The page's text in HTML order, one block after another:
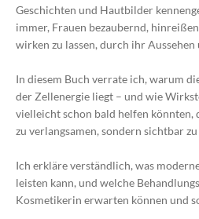
Geschichten und Hautbilder
immer, Frauen bezaubernd,
wirken zu lassen, durch ihr
In diesem Buch verrate ich, warum
der Zellenergie liegt – und wie
vielleicht schon bald helfen
zu verlangsamen, sondern sichtbar
Ich erkläre verständlich, was
leisten kann, und welche
Kosmetikerin erwarten können und